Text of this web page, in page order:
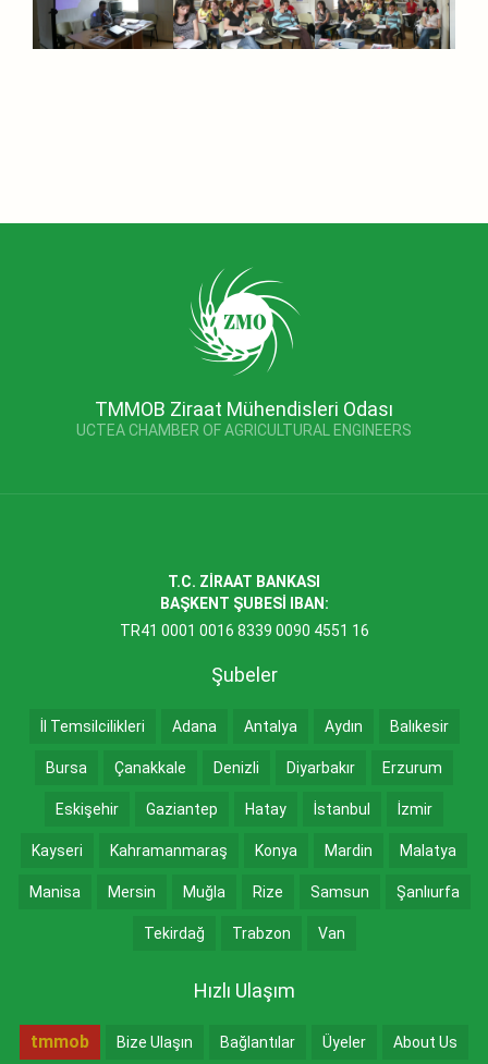
TMMOB Ziraat Mühendisleri Odası
UCTEA CHAMBER OF AGRICULTURAL ENGINEERS
T.C. ZİRAAT BANKASI
BAŞKENT ŞUBESİ IBAN:
TR41 0001 0016 8339 0090 4551 16
Şubeler
İl Temsilcilikleri Adana Antalya Aydın Balıkesir
Bursa Çanakkale Denizli Diyarbakır Erzurum
Eskişehir Gaziantep Hatay İstanbul İzmir
Kayseri Kahramanmaraş Konya Mardin Malatya
Manisa Mersin Muğla Rize Samsun Şanlıurfa
Tekirdağ Trabzon Van
Hızlı Ulaşım
tmmob Bize Ulaşın Bağlantılar Üyeler About Us